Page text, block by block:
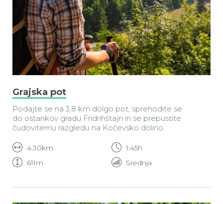
Grajska pot
Podajte se na 3,8 km dolgo pot, sprehodite se
do ostankov gradu Fridrihštajn in se prepustite
čudovitemu razgledu na Kočevsko dolino.
4.30km
1:45h
611m
Srednja